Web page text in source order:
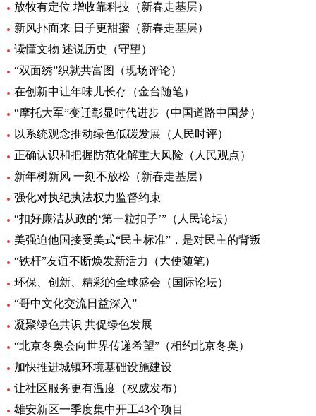
放牧有定位 增收靠科技（新春走基层）
新风扑面来 日子更甜蜜（新春走基层）
读懂文物 述说历史（守望）
“双面绣”织就共富图（现场评论）
在创新中让年味儿长存（金台随笔）
“摩托大军”变迁彰显时代进步（中国道路中国梦）
以系统观念推动绿色低碳发展（人民时评）
正确认识和把握防范化解重大风险（人民观点）
新年树新风 一刻不放松（新春走基层）
强化对执纪执法权力监督约束
“扣好廉洁从政的‘第一粒扣子’”（人民论坛）
美强迫他国接受美式“民主标准”，是对民主的背叛
“铁杆”友谊不断焕发新活力（大使随笔）
环保、创新、精彩的全球盛会（国际论坛）
“哥中文化交流日益深入”
凝聚绿色共识 共促绿色发展
“北京冬奥会向世界传递希望”（相约北京冬奥）
加快推进城镇环境基础设施建设
让社区服务更有温度（权威发布）
雄安新区一季度集中开工43个项目